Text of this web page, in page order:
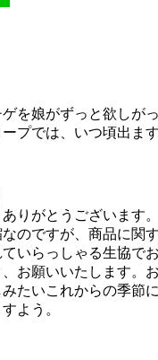
を娘がずっと欲しが
プでは、いつ頃出ま
りがとうございます。
のですが、商品に関
ていらっしゃる生協で
、お願いいたします。
たいこれからの季節
よう。